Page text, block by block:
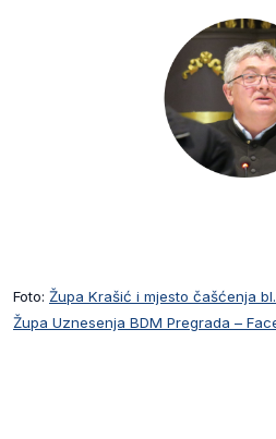
Foto: Župa Krašić i mjesto čašćenja
Župa Uznesenja BDM Pregrada –